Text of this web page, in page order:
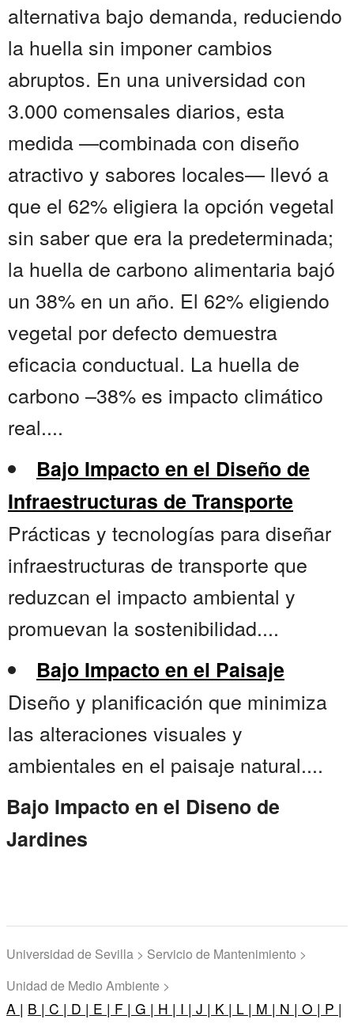
alternativa bajo demanda, reduciendo
la huella sin imponer cambios
abruptos. En una universidad con
3.000 comensales diarios, esta
medida —combinada con diseño
atractivo y sabores locales— llevó a
que el 62% eligiera la opción vegetal
sin saber que era la predeterminada;
la huella de carbono alimentaria bajó
un 38% en un año. El 62% eligiendo
vegetal por defecto demuestra
eficacia conductual. La huella de
carbono –38% es impacto climático
real....
Bajo Impacto en el Diseño de
Infraestructuras de Transporte
Prácticas y tecnologías para diseñar
infraestructuras de transporte que
reduzcan el impacto ambiental y
promuevan la sostenibilidad....
Bajo Impacto en el Paisaje
Diseño y planificación que minimiza
las alteraciones visuales y
ambientales en el paisaje natural....
Bajo Impacto en el Diseno de
Jardines
Universidad de Sevilla > Servicio de Mantenimiento >
Unidad de Medio Ambiente >
A | B | C | D | E | F | G | H | I | J | K | L | M | N | O | P |